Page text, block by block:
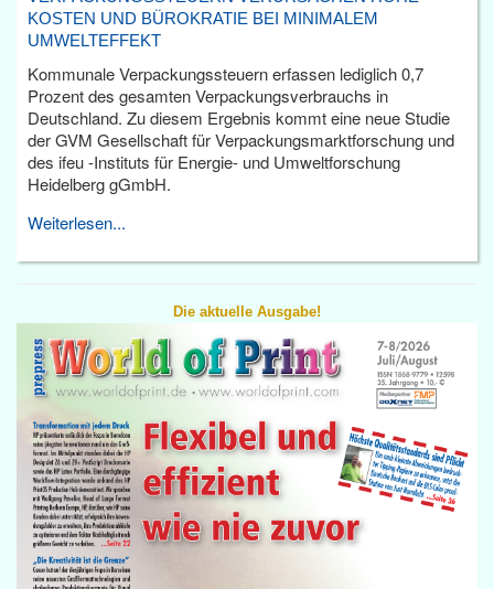
KOSTEN UND BÜROKRATIE BEI MINIMALEM
UMWELTEFFEKT
Kommunale Verpackungssteuern erfassen lediglich 0,7
Prozent des gesamten Verpackungsverbrauchs in
Deutschland. Zu diesem Ergebnis kommt eine neue Studie
der GVM Gesellschaft für Verpackungsmarktforschung und
des ifeu -Instituts für Energie- und Umweltforschung
Heidelberg gGmbH.
Weiterlesen...
Die aktuelle Ausgabe!